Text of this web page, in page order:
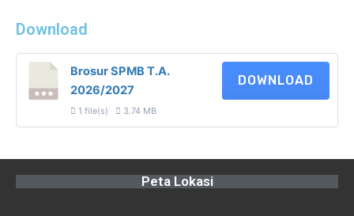
Download
Brosur SPMB T.A.
2026/2027
1 file(s) 3.74 MB
DOWNLOAD
Peta Lokasi